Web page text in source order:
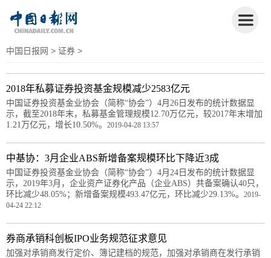
中国日报网 > 证券 >
2018年私募证券投资基金规模减少2583亿元
中国证券投资基金业协会（简称“协会”）4月26日发布的统计数据显
示，截至2018年末，私募基金管理规模12.70万亿元，较2017年末增加
1.21万亿元，增长10.50%。 2019-04-28 13:57
中基协：3月企业ABS新增备案规模环比下降近3成
中国证券投资基金业协会（简称“协会”）4月24日发布的统计数据显
示，2019年3月，企业资产证券化产品（企业ABS）共备案确认40只，
环比减少48.05%；新增备案规模493.47亿元，环比减少29.13%。 2019-
04-24 22:12
券商承销科创板IPO业务规范征求意见
加强对承销商发行定价、簿记建档的规范，加强对承销商在发行承销